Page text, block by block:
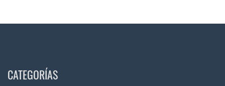
CATEGORÍAS